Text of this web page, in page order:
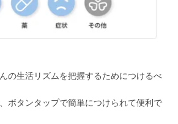
の生活リズムを把握するためにつけるべ
ボタンタップで簡単につけられて便利で